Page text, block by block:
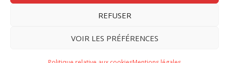
REFUSER
VOIR LES PRÉFÉRENCES
Nous contacter